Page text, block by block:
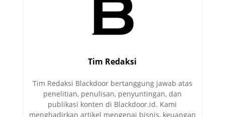
Tim Redaksi
Tim Redaksi Blackdoor bertanggung jawab atas
penelitian, penulisan, penyuntingan, dan
publikasi konten di Blackdoor.id. Kami
menghadirkan artikel mengenai bisnis, keuangan